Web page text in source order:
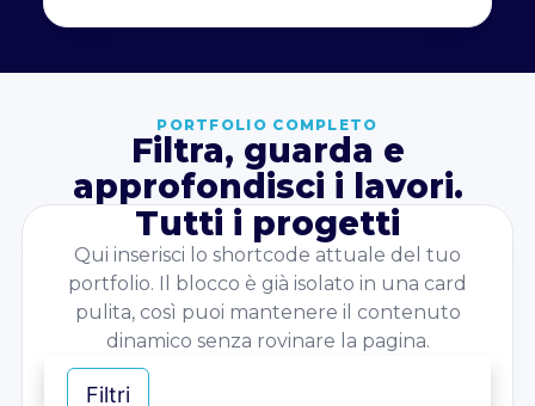
PORTFOLIO COMPLETO
Filtra, guarda e
approfondisci i lavori.
Tutti i progetti
Qui inserisci lo shortcode attuale del tuo
portfolio. Il blocco è già isolato in una card
pulita, così puoi mantenere il contenuto
dinamico senza rovinare la pagina.
Filtri